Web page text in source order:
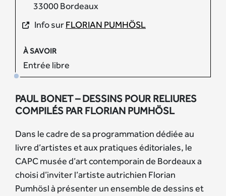
33000 Bordeaux
Info surFLORIAN PUMHÖSL
À SAVOIR
Entrée libre
PAUL BONET – DESSINS POUR RELIURES
COMPILÉS PAR FLORIAN PUMHÖSL
Dans le cadre de sa programmation dédiée au
livre d’artistes et aux pratiques éditoriales, le
CAPC musée d’art contemporain de Bordeaux a
choisi d’inviter l’artiste autrichien Florian
Pumhösl à présenter un ensemble de dessins et